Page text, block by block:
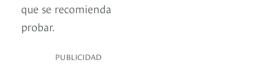
que se recomienda
probar.
PUBLICIDAD